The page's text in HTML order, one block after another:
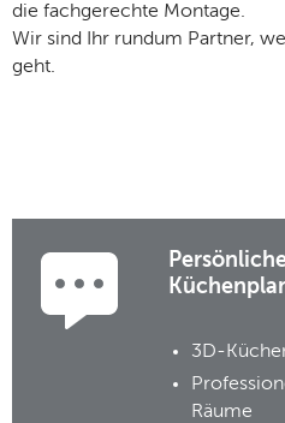
die fachgerechte Montage.
Wir sind Ihr rundum Partner,
geht.
3D-
Räume